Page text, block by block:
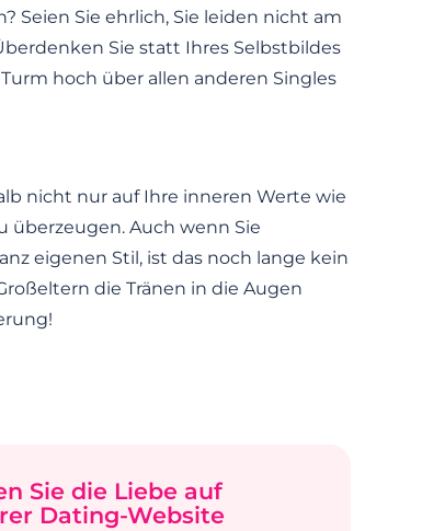
Seien Sie ehrlich, Sie leiden nicht am
Sie statt Ihres Selbstbildes
hoch über allen anderen Singles
nicht nur auf Ihre inneren Werte wie
überzeugen. Auch wenn Sie
eigenen Stil, ist das noch lange kein
die Tränen in die Augen
Sie die Liebe auf
Dating-Website